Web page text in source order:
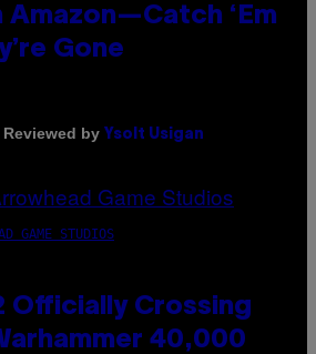
Amazon—Catch ‘Em
Gone
Reviewed by Ysolt Usigan
GAME STUDIOS
Officially Crossing
40,000